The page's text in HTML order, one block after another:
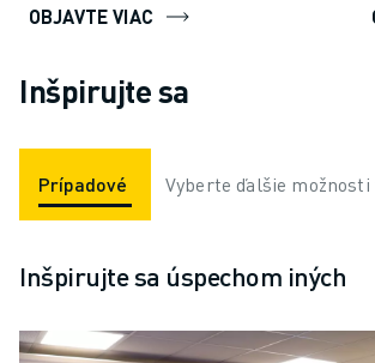
OBJAVTE VIAC
Inšpirujte sa
Prípadové Štúdie Odvetvia Videá
Vyberte ďalšie možnosti
Inšpirujte sa úspechom iných